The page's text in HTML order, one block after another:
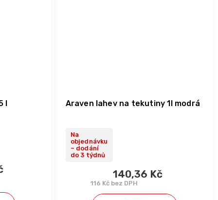
l Araven lahev na tekutiny 1l modrá
Na
objednávku
– dodání
do 3 týdnů
116 Kč bez DPH
140,36 Kč